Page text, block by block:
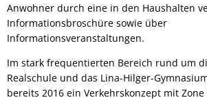
Anwohner durch eine in den Haushalten
Informationsbroschüre sowie über
Informationsveranstaltungen.
Im stark frequentierten Bereich rund um
Realschule und das Lina-Hilger-
bereits 2016 ein Verkehrskonzept mit Zone